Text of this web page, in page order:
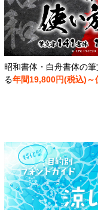
昭和書体・白舟書体の
る年間19,800円(税込)～